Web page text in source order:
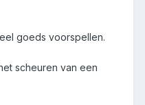
goeds voorspellen.
scheuren van een